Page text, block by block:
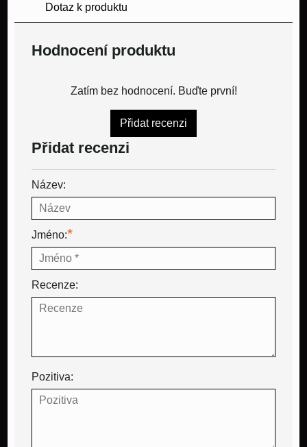
Dotaz k produktu
Hodnocení produktu
Zatím bez hodnocení. Buďte první!
Přidat recenzi
Přidat recenzi
Název:
Jméno:*
Recenze:
Pozitiva: